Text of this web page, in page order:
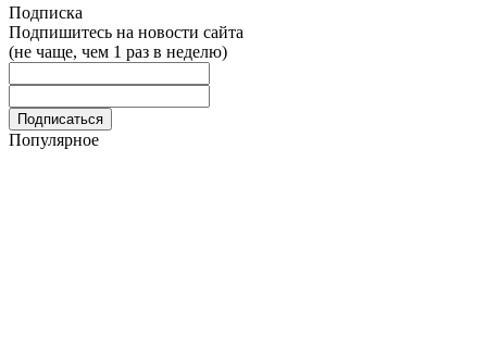
Подписка
Подпишитесь на новости сайта
(не чаще, чем 1 раз в неделю)
Популярное